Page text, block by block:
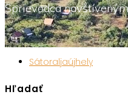
Sprievodca
Sátoraljaújhely
Hľadať